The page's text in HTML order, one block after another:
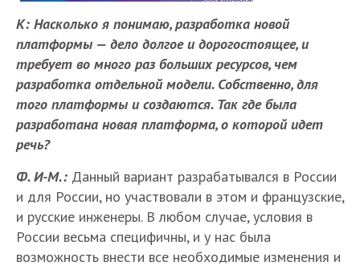
К: Насколько я понимаю, разработка новой
платформы — дело долгое и дорогостоящее, и
требует во много раз больших ресурсов, чем
разработка отдельной модели. Собственно, для
того платформы и создаются. Так где была
разработана новая платформа, о которой идет
речь?
Ф. И-М.: Данный вариант разрабатывался в России
и для России, но участвовали в этом и французские,
и русские инженеры. В любом случае, условия в
России весьма специфичны, и у нас была
возможность внести все необходимые изменения и